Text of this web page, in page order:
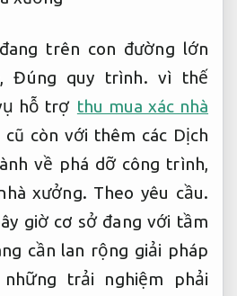
trên con đường lớn
Đúng quy trình. vì thế
hỗ trợ thu mua xác nhà
cũ còn với thêm các Dịch
về phá dỡ công trình,
xưởng. Theo yêu cầu.
giờ cơ sở đang với tầm
cần lan rộng giải pháp
trải nghiệm phải